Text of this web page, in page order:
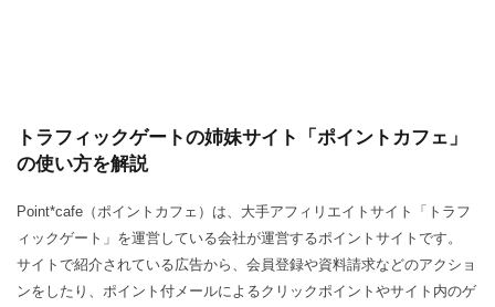
トラフィックゲートの姉妹サイト「ポイントカフェ」
の使い方を解説
Point*cafe（ポイントカフェ）は、大手アフィリエイトサイト「トラフ
ィックゲート」を運営している会社が運営するポイントサイトです。
サイトで紹介されている広告から、会員登録や資料請求などのアクショ
ンをしたり、ポイント付メールによるクリックポイントやサイト内のゲ